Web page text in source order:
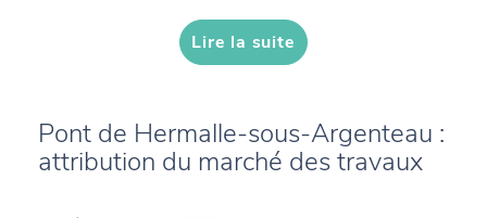
Lire la suite
Pont de Hermalle-sous-Argenteau :
attribution du marché des travaux